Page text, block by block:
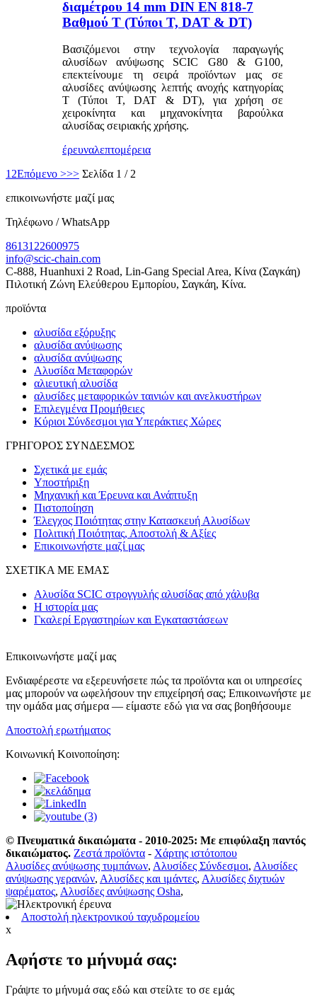
διαμέτρου 14 mm DIN EN 818-7
Βαθμού T (Τύποι T, DAT & DT)
Βασιζόμενοι στην τεχνολογία παραγωγής
αλυσίδων ανύψωσης SCIC G80 & G100,
επεκτείνουμε τη σειρά προϊόντων μας σε
αλυσίδες ανύψωσης λεπτής ανοχής κατηγορίας
T (Τύποι T, DAT & DT), για χρήση σε
χειροκίνητα και μηχανοκίνητα βαρούλκα
αλυσίδας σειριακής χρήσης.
έρευναλεπτομέρεια
1 2Επόμενο >>> Σελίδα 1 / 2
επικοινωνήστε μαζί μας
Τηλέφωνο / WhatsApp
8613122600975
info@scic-chain.com
C-888, Huanhuxi 2 Road, Lin-Gang Special Area, Κίνα (Σαγκάη)
Πιλοτική Ζώνη Ελεύθερου Εμπορίου, Σαγκάη, Κίνα.
προϊόντα
αλυσίδα εξόρυξης
αλυσίδα ανύψωσης
αλυσίδα ανύψωσης
Αλυσίδα Μεταφορών
αλιευτική αλυσίδα
αλυσίδες μεταφορικών ταινιών και ανελκυστήρων
Επιλεγμένα Προμήθειες
Κύριοι Σύνδεσμοι για Υπεράκτιες Χώρες
ΓΡΗΓΟΡΟΣ ΣΥΝΔΕΣΜΟΣ
Σχετικά με εμάς
Υποστήριξη
Μηχανική και Έρευνα και Ανάπτυξη
Πιστοποίηση
Έλεγχος Ποιότητας στην Κατασκευή Αλυσίδων
Πολιτική Ποιότητας, Αποστολή & Αξίες
Επικοινωνήστε μαζί μας
ΣΧΕΤΙΚΑ ΜΕ ΕΜΑΣ
Αλυσίδα SCIC στρογγυλής αλυσίδας από χάλυβα
Η ιστορία μας
Γκαλερί Εργαστηρίων και Εγκαταστάσεων
Επικοινωνήστε μαζί μας
Ενδιαφέρεστε να εξερευνήσετε πώς τα προϊόντα και οι υπηρεσίες
μας μπορούν να ωφελήσουν την επιχείρησή σας; Επικοινωνήστε με
την ομάδα μας σήμερα — είμαστε εδώ για να σας βοηθήσουμε
Αποστολή ερωτήματος
Κοινωνική Κοινοποίηση:
© Πνευματικά δικαιώματα - 2010-2025: Με επιφύλαξη παντός
δικαιώματος. Ζεστά προϊόντα - Χάρτης ιστότοπου
Αλυσίδες ανύψωσης τυμπάνων, Αλυσίδες Σύνδεσμοι, Αλυσίδες
ανύψωσης γερανών, Αλυσίδες και ιμάντες, Αλυσίδες διχτυών
ψαρέματος, Αλυσίδες ανύψωσης Osha,
Αποστολή ηλεκτρονικού ταχυδρομείου
x
Αφήστε το μήνυμά σας:
Γράψτε το μήνυμά σας εδώ και στείλτε το σε εμάς